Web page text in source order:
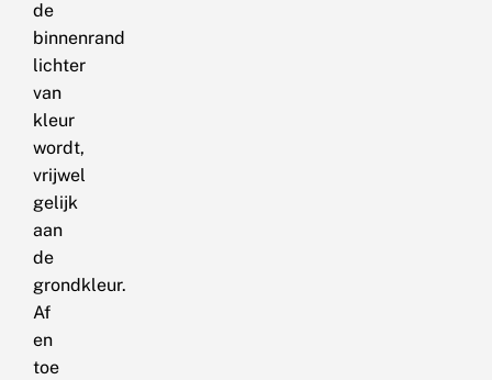
de
binnenrand
lichter
van
kleur
wordt,
vrijwel
gelijk
aan
de
grondkleur.
Af
en
toe